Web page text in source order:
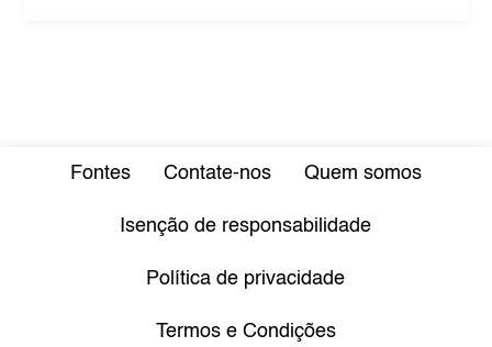
Fontes Contate-nos Quem somos
Isenção de responsabilidade
Política de privacidade
Termos e Condições